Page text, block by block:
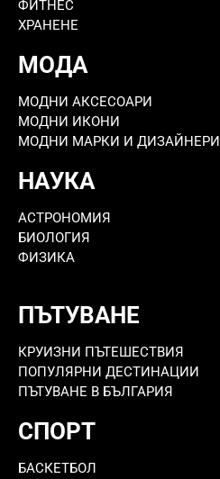
ФИТНЕС
ХРАНЕНЕ
МОДА
МОДНИ АКСЕСОАРИ
МОДНИ ИКОНИ
МОДНИ МАРКИ И ДИЗАЙНЕРИ
НАУКА
АСТРОНОМИЯ
БИОЛОГИЯ
ФИЗИКА
ПЪТУВАНЕ
КРУИЗНИ ПЪТЕШЕСТВИЯ
ПОПУЛЯРНИ ДЕСТИНАЦИИ
ПЪТУВАНЕ В БЪЛГАРИЯ
СПОРТ
БАСКЕТБОЛ